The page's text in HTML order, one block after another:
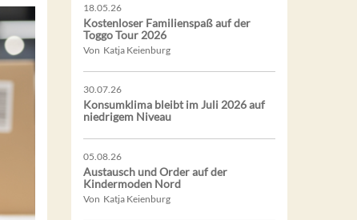
18.05.26
Kostenloser Familienspaß auf der
Toggo Tour 2026
Von Katja Keienburg
30.07.26
Konsumklima bleibt im Juli 2026 auf
niedrigem Niveau
05.08.26
Austausch und Order auf der
Kindermoden Nord
Von Katja Keienburg